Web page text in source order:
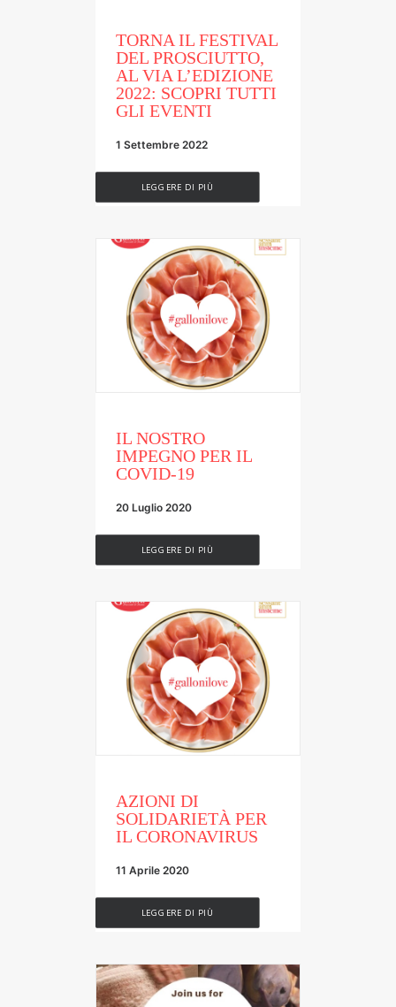
TORNA IL FESTIVAL
DEL PROSCIUTTO,
AL VIA L’EDIZIONE
2022: SCOPRI TUTTI
GLI EVENTI
1 Settembre 2022
LEGGERE DI PIÙ
IL NOSTRO
IMPEGNO PER IL
COVID-19
20 Luglio 2020
LEGGERE DI PIÙ
AZIONI DI
SOLIDARIETÀ PER
IL CORONAVIRUS
11 Aprile 2020
LEGGERE DI PIÙ